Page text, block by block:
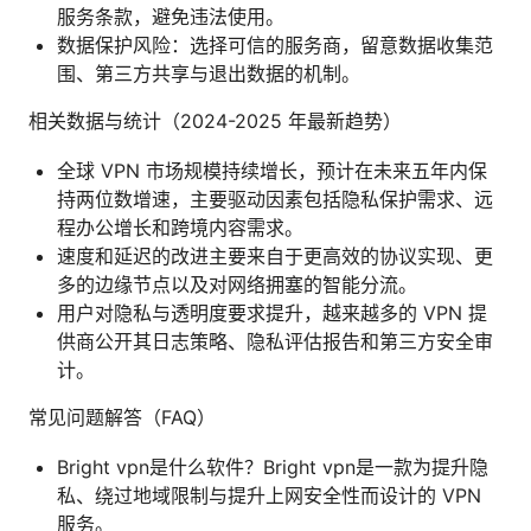
服务条款，避免违法使用。
数据保护风险：选择可信的服务商，留意数据收集范
围、第三方共享与退出数据的机制。
相关数据与统计（2024-2025 年最新趋势）
全球 VPN 市场规模持续增长，预计在未来五年内保
持两位数增速，主要驱动因素包括隐私保护需求、远
程办公增长和跨境内容需求。
速度和延迟的改进主要来自于更高效的协议实现、更
多的边缘节点以及对网络拥塞的智能分流。
用户对隐私与透明度要求提升，越来越多的 VPN 提
供商公开其日志策略、隐私评估报告和第三方安全审
计。
常见问题解答（FAQ）
Bright vpn是什么软件？Bright vpn是一款为提升隐
私、绕过地域限制与提升上网安全性而设计的 VPN
服务。